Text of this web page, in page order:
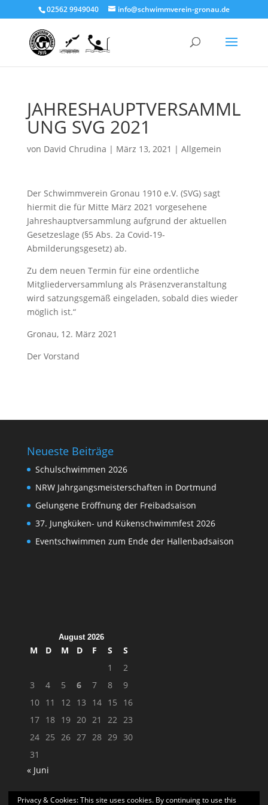
02562 9949040 info@schwimmverein-gronau.de
JAHRESHAUPTVERSAMML
UNG SVG 2021
von David Chrudina | März 13, 2021 | Allgemein
Der Schwimmverein Gronau 1910 e.V. (SVG) sagt
hiermit die für Mitte März 2021 vorgesehene
Jahreshauptversammlung aufgrund der aktuellen
Gesetzeslage (§5 Abs. 2a Covid-19-
Abmilderungsgesetz) ab.
Zu dem neuen Termin für eine ordentliche
Mitgliederversammlung als Präsenzveranstaltung
wird satzungsgemäß eingeladen, sobald dies wieder
möglich ist.“
Gronau, 12. März 2021
Der Vorstand
Neueste Beiträge
Schulschwimmen 2026
NRW Jahrgangsmeisterschaften in Dortmund
Gelungene Eröffnung der Freibadsaison
37. Jungküken- und Kükenschwimmfest 2026
Eventschwimmen zum Ende der Hallenbadsaison
August 2026
M D M D F S
S
1
2
3
4 5 6 7 8
9
10 11 12 13 14 15
16
17 18 19 20 21 22
23
24 25 26 27 28 29 30
31
« Juni
Privacy & Cookies: This site uses cookies. By continuing to use this